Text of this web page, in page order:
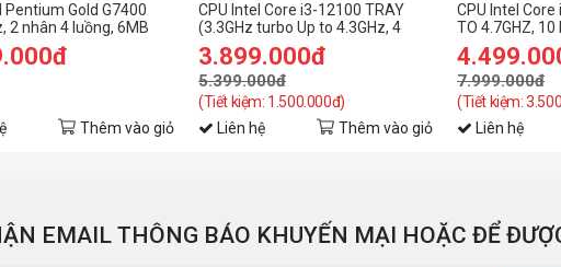
Pentium Gold G7400
2 nhân 4 luồng, 6MB
- Socket Intel
Thêm vào giỏ
CPU Intel Core i3-12100 TRAY
(3.3GHz turbo Up to 4.3GHz, 4
Nhân 8 Luồng, 12MB Cache,
58W)- Socket Intel LGA 1700)
3.899.000đ
5.399.000đ
(Tiết kiệm: 1.500.000đ)
Liên hệ Thêm vào giỏ
CPU Intel Core
TO 4.7GHZ, 10
20MB CACHE,
INTEL LGA
7.999.000đ
(Tiết kiệm:
Liên hệ
EMAIL THÔNG BÁO KHUYẾN MẠI HOẶC ĐỂ